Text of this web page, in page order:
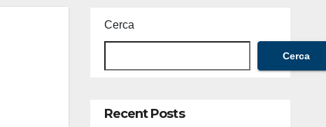
Cerca
Cerca
Recent Posts